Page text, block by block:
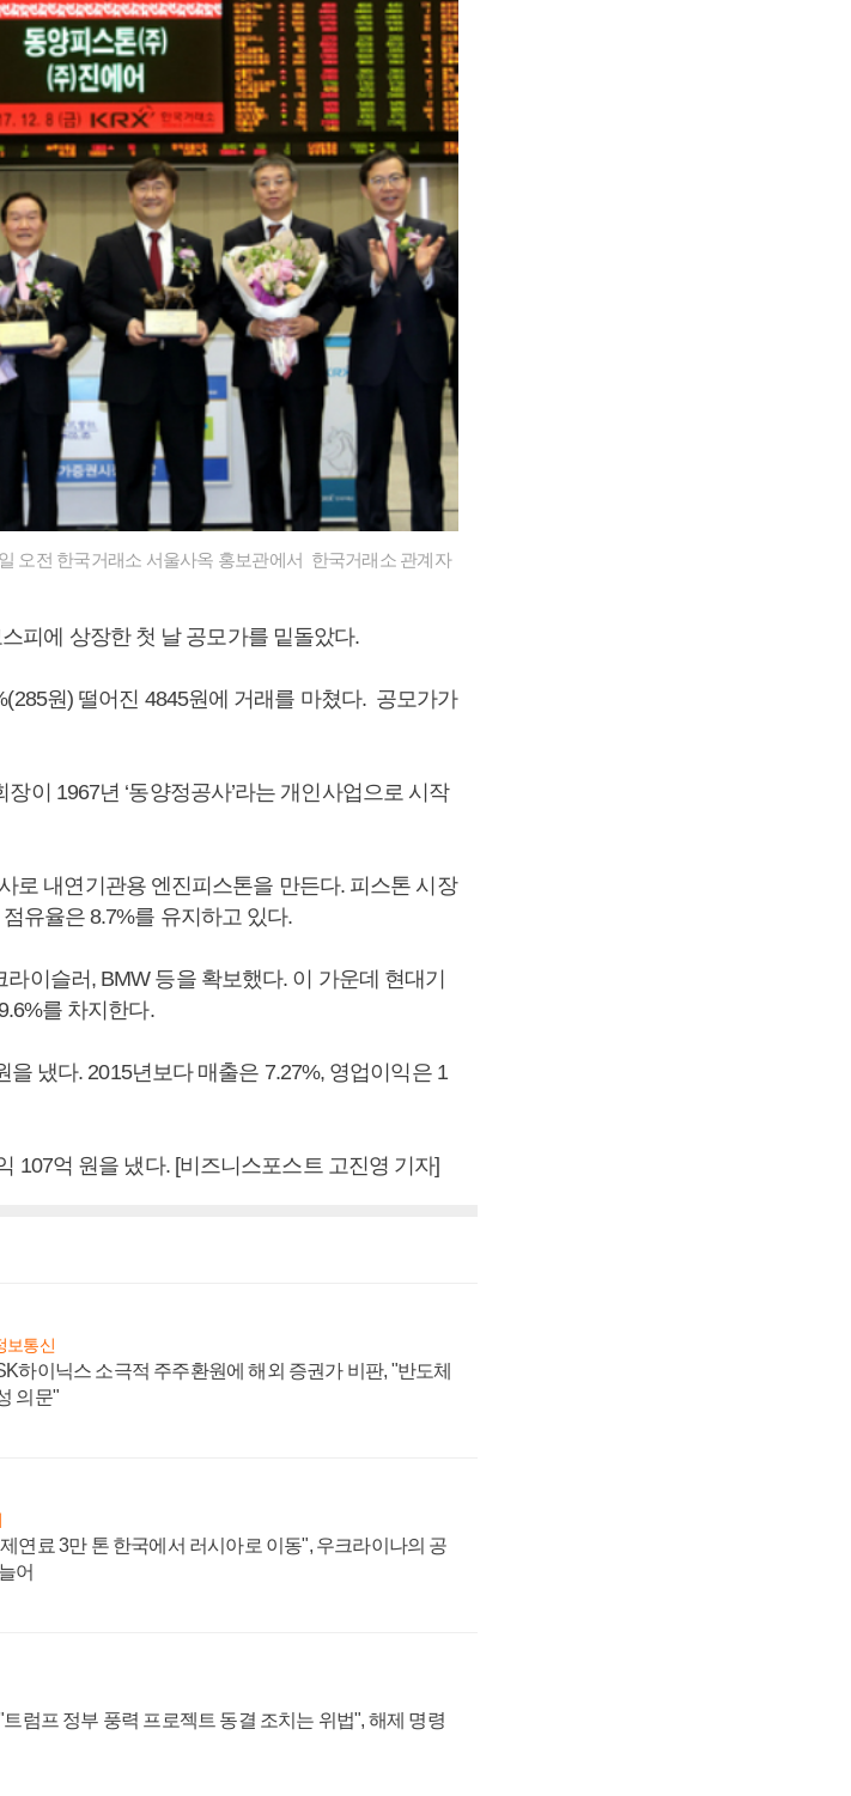
오전 한국거래소 서울사옥 홍보관에서 한국거래소 관계자
피에 상장한 첫 날 공모가를 밑돌았다.
원) 떨어진 4845원에 거래를 마쳤다. 공모가가
이 1967년 ‘동양정공사’라는 개인사업으로 시작
로 내연기관용 엔진피스톤을 만든다. 피스톤 시장
유율은 8.7%를 유지하고 있다.
이슬러, BMW 등을 확보했다. 이 가운데 현대기
를 차지한다.
냈다. 2015년보다 매출은 7.27%, 영업이익은 1
107억 원을 냈다. [비즈니스포스트 고진영 기자]
보통신
하이닉스 소극적 주주환원에 해외 증권가 비판, "반도체
의문"
연료 3만 톤 한국에서 러시아로 이동", 우크라이나의 공
어
트럼프 정부 풍력 프로젝트 동결 조치는 위법", 해제 명령